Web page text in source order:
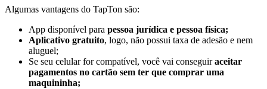
Algumas vantagens do TapTon são:
App disponível para pessoa jurídica e pessoa física;
Aplicativo gratuito, logo, não possui taxa de adesão e nem
aluguel;
Se seu celular for compatível, você vai conseguiraceitar
pagamentos no cartão sem ter que comprar uma
maquininha;